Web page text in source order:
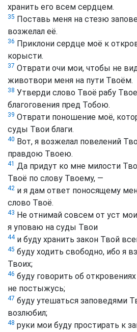
хранить его всем сердцем.
35 Поставь меня на стезю
возжелал её.
36 Приклони сердце моё к
корысти.
37 Отврати очи мои, чтобы не
животвори меня на пути Твоём.
38 Утверди слово Твоё рабу
благоговения пред Тобою.
39 Отврати поношение моё,
суды Твои благи.
40 Вот, я возжелал повелений
правдою Твоею.
41 Да придут ко мне милости
Твоё по слову Твоему, —
42 и я дам ответ поносящему
слово Твоё.
43 Не отнимай совсем от уст
я уповаю на суды Твои
44и буду хранить закон Твой
45 буду ходить свободно, ибо я
Твоих;
46 буду говорить об
не постыжусь;
47 буду утешаться заповедями
возлюбил;
48 руки мои буду простирать к